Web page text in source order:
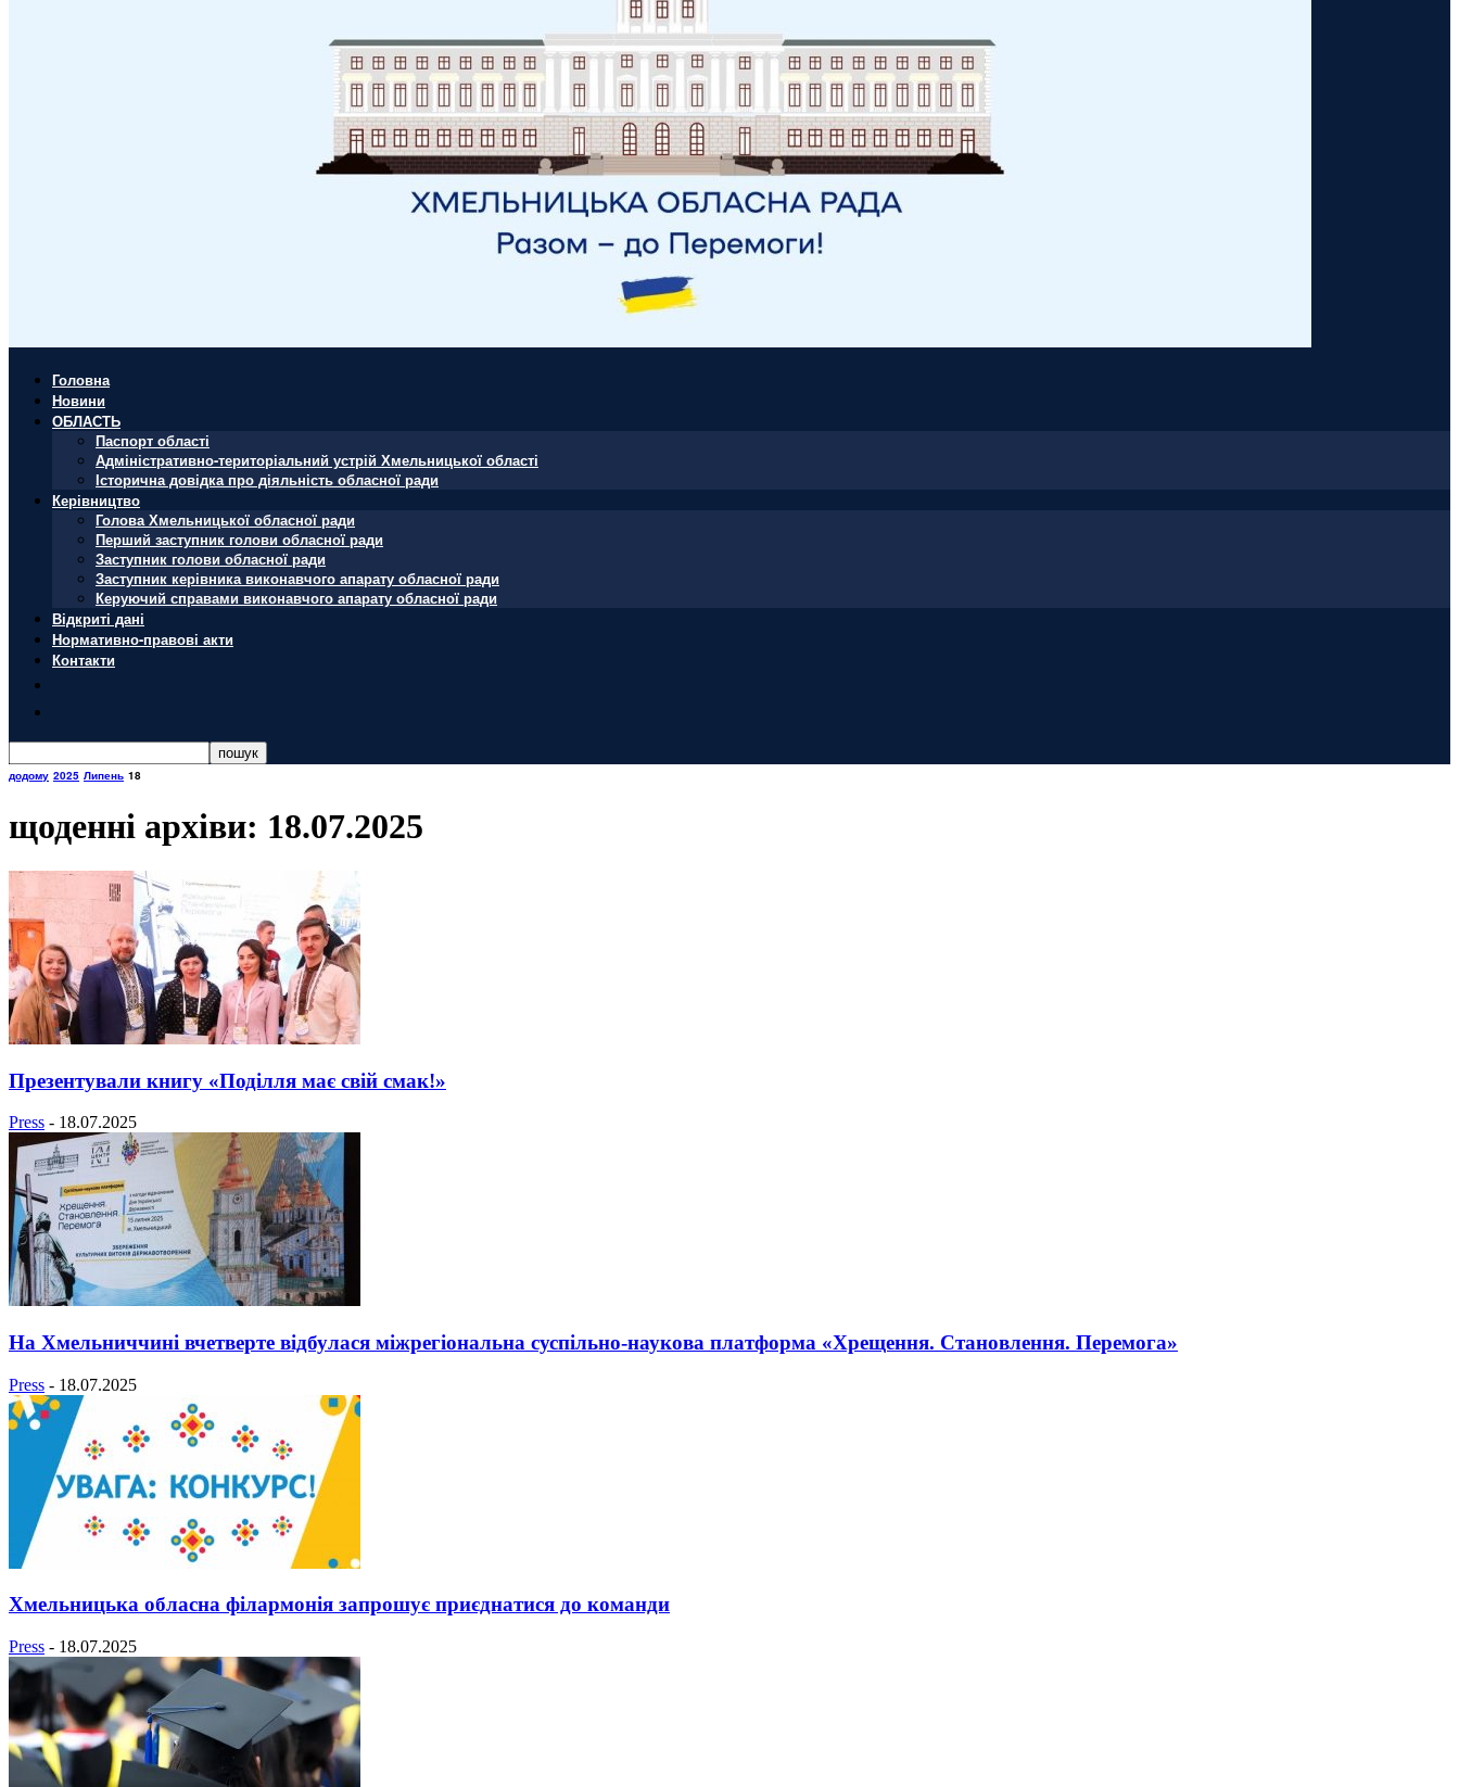
Головна
Новини
ОБЛАСТЬ
Паспорт області
Адміністративно-територіальний устрій Хмельницької області
Історична довідка про діяльність обласної ради
Керівництво
Голова Хмельницької обласної ради
Перший заступник голови обласної ради
Заступник голови обласної ради
Заступник керівника виконавчого апарату обласної ради
Керуючий справами виконавчого апарату обласної ради
Відкриті дані
Нормативно-правові акти
Контакти
додому 2025 Липень 18
щоденні архіви: 18.07.2025
Презентували книгу «Поділля має свій смак!»
Press - 18.07.2025
На Хмельниччині вчетверте відбулася міжрегіональна суспільно-наукова платформа «Хрещення. Становлення. Перемога»
Press - 18.07.2025
Хмельницька обласна філармонія запрошує приєднатися до команди
Press - 18.07.2025